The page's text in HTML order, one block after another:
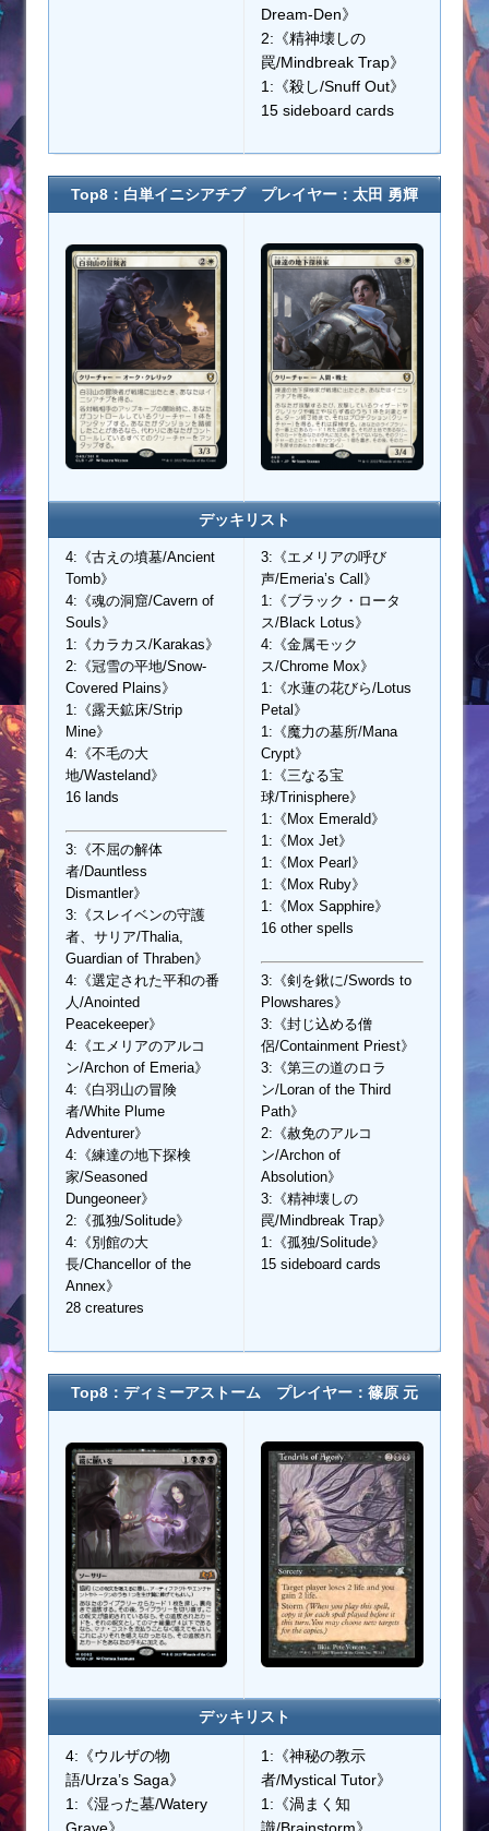
Dream-Den》
2:《精神壊しの
罠/Mindbreak Trap》
1:《殺し/Snuff Out》
15 sideboard cards
Top8：白単イニシアチブ プレイヤー：太田 勇輝
デッキリスト
4:《古えの墳墓/Ancient
Tomb》
4:《魂の洞窟/Cavern of
Souls》
1:《カラカス/Karakas》
2:《冠雪の平地/Snow-
Covered Plains》
1:《露天鉱床/Strip
Mine》
4:《不毛の大
地/Wasteland》
16 lands
3:《不屈の解体
者/Dauntless
Dismantler》
3:《スレイベンの守護
者、サリア/Thalia,
Guardian of Thraben》
4:《選定された平和の番
人/Anointed
Peacekeeper》
4:《エメリアのアルコ
ン/Archon of Emeria》
4:《白羽山の冒険
者/White Plume
Adventurer》
4:《練達の地下探検
家/Seasoned
Dungeoneer》
2:《孤独/Solitude》
4:《別館の大
長/Chancellor of the
Annex》
28 creatures
3:《エメリアの呼び
声/Emeria’s Call》
1:《ブラック・ロータ
ス/Black Lotus》
4:《金属モック
ス/Chrome Mox》
1:《水蓮の花びら/Lotus
Petal》
1:《魔力の墓所/Mana
Crypt》
1:《三なる宝
球/Trinisphere》
1:《Mox Emerald》
1:《Mox Jet》
1:《Mox Pearl》
1:《Mox Ruby》
1:《Mox Sapphire》
16 other spells
3:《剣を鍬に/Swords to
Plowshares》
3:《封じ込める僧
侶/Containment Priest》
3:《第三の道のロラ
ン/Loran of the Third
Path》
2:《赦免のアルコ
ン/Archon of
Absolution》
3:《精神壊しの
罠/Mindbreak Trap》
1:《孤独/Solitude》
15 sideboard cards
Top8：ディミーアストーム プレイヤー：篠原 元
デッキリスト
4:《ウルザの物
語/Urza’s Saga》
1:《湿った墓/Watery
Grave》
1:《神秘の教示
者/Mystical Tutor》
1:《渦まく知
識/Brainstorm》